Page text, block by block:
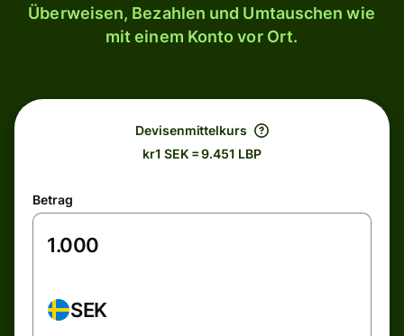
Überweisen, Bezahlen und Umtauschen wie
mit einem Konto vor Ort.
Devisenmittelkurs
kr1 SEK = 9.451 LBP
Betrag
SEK